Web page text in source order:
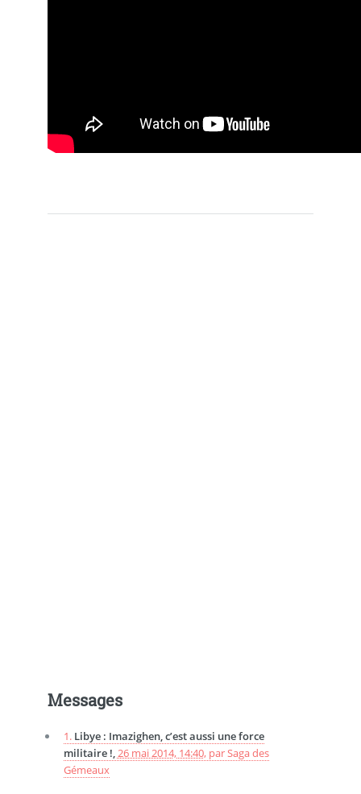
Messages
1. Libye : Imazighen, c’est aussi une force
militaire !,26 mai 2014, 14:40, parSaga des
Gémeaux